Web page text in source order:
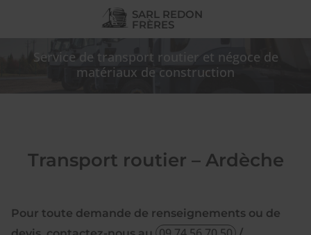
Service de transport routier et négoce de
matériaux de construction
Transport routier – Ardèche
Pour toute demande de renseignements ou de
SARL REDON
FRÈRES